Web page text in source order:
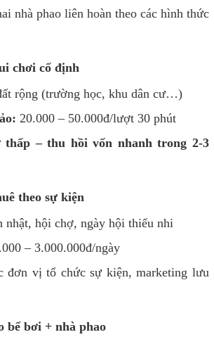
nhà phao liên hoàn theo các hình thức
chơi cố định
rộng (trường học, khu dân cư…)
20.000 – 50.000đ/lượt 30 phút
– thu hồi vốn nhanh trong 2-3
theo sự kiện
nhật, hội chợ, ngày hội thiếu nhi
– 3.000.000đ/ngày
đơn vị tổ chức sự kiện, marketing lưu
bể bơi + nhà phao